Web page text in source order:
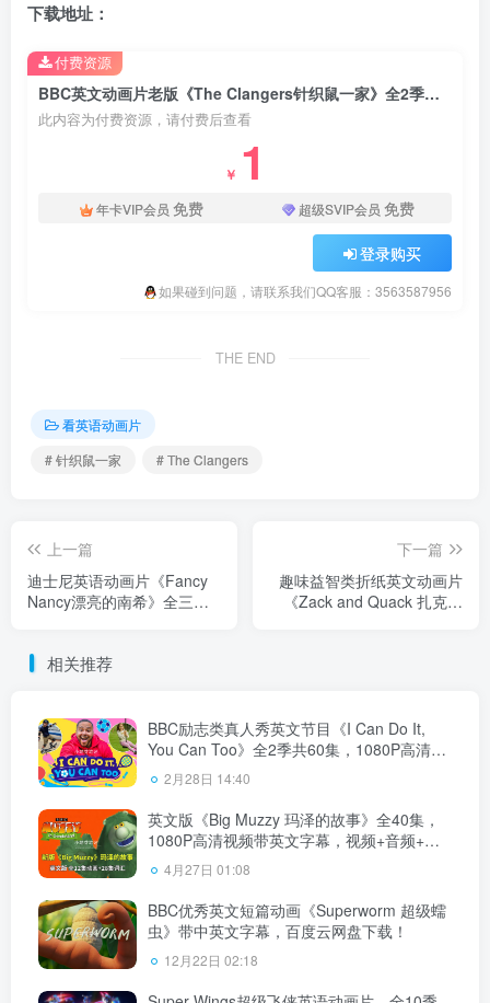
下载地址：
BBC英文动画片老版《The Clangers针织鼠一家》全2季共26集，标清视频带英文字幕，百度云网盘下载！
此内容为付费资源，请付费后查看
￥ 1
年卡VIP会员 免费 超级SVIP会员 免费
登录购买
如果碰到问题，请联系我们QQ客服：3563587956
付费资源
THE END
看英语动画片
# 针织鼠一家
# The Clangers
上一篇
迪士尼英语动画片《Fancy
Nancy漂亮的南希》全三季
载
下一篇
趣味益智类折纸英文动画片
《Zack and Quack 扎克与
相关推荐
BBC励志类真人秀英文节目《I Can Do It,
You Can Too》全2季共60集，1080P高清视
频带英文字幕，百度云网盘下载！
2月28日 14:40
英文版《Big Muzzy 玛泽的故事》全40集，
1080P高清视频带英文字幕，视频+音频+游
戏+PDF教材+卡片，百度云网盘下载！
4月27日 01:08
BBC优秀英文短篇动画《Superworm 超级蠕
虫》带中英文字幕，百度云网盘下载！
12月22日 02:18